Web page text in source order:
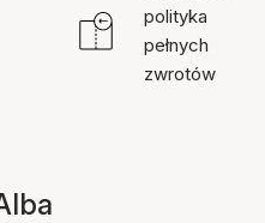
polityka
pełnych
zwrotów